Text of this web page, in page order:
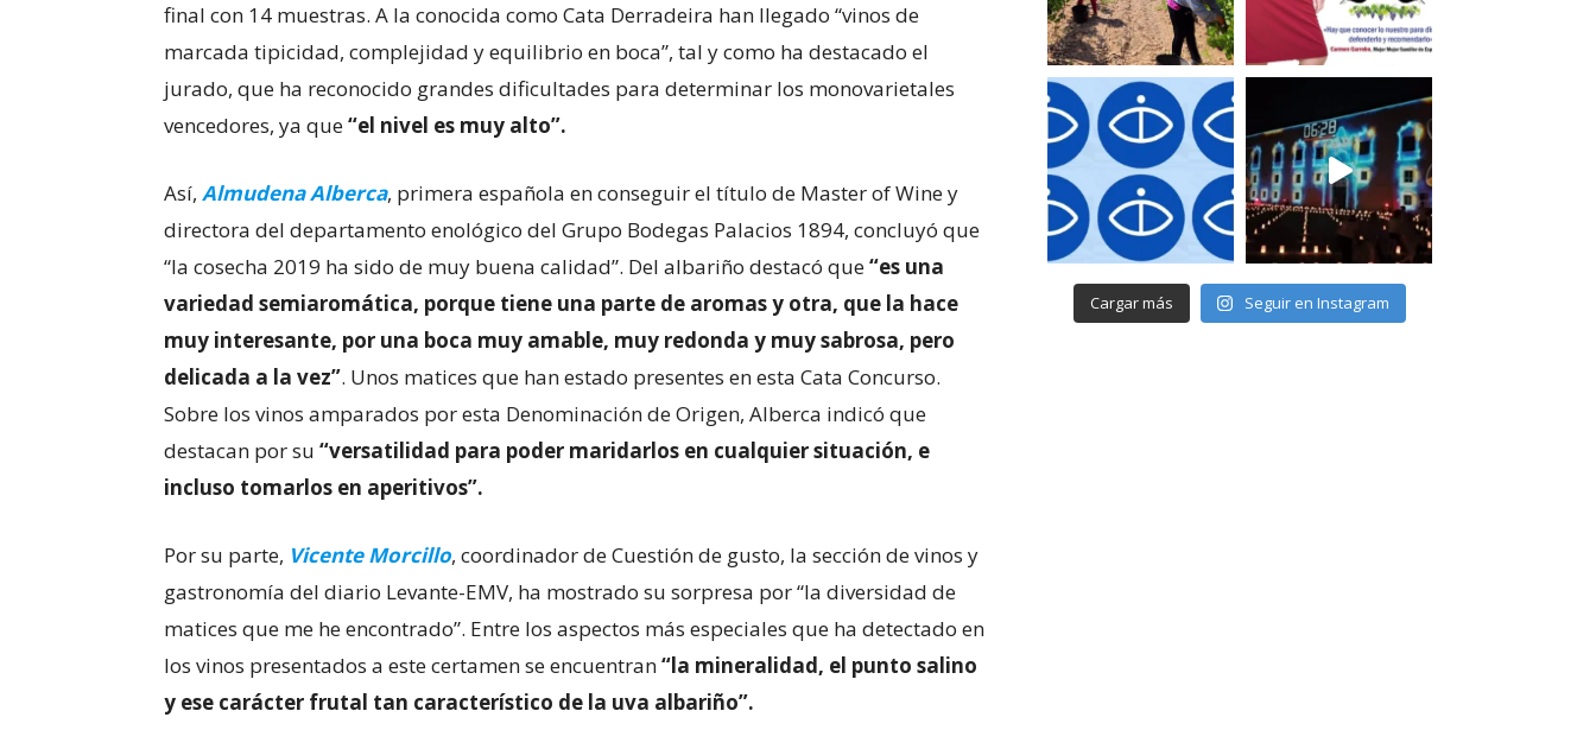
final con 14 muestras. A la conocida como Cata Derradeira han llegado “vinos de
marcada tipicidad, complejidad y equilibrio en boca”, tal y como ha destacado el
jurado, que ha reconocido grandes dificultades para determinar los monovarietales
vencedores, ya que“el nivel es muy alto”.
Así, Almudena Alberca, primera española en conseguir el título de Master of Wine y
directora del departamento enológico del Grupo Bodegas Palacios 1894, concluyó que
“la cosecha 2019 ha sido de muy buena calidad”. Del albariño destacó que“es una
variedad semiaromática, porque tiene una parte de aromas y otra, que la hace
muy interesante, por una boca muy amable, muy redonda y muy sabrosa, pero
delicada a la vez”. Unos matices que han estado presentes en esta Cata Concurso.
Sobre los vinos amparados por esta Denominación de Origen, Alberca indicó que
destacan por su “versatilidad para poder maridarlos en cualquier situación, e
incluso tomarlos en aperitivos”.
Por su parte, Vicente Morcillo, coordinador de Cuestión de gusto, la sección de vinos y
gastronomía del diario Levante-EMV, ha mostrado su sorpresa por “la diversidad de
matices que me he encontrado”. Entre los aspectos más especiales que ha detectado en
los vinos presentados a este certamen se encuentran“la mineralidad, el punto salino
y ese carácter frutal tan característico de la uva albariño”.
Cargar más Seguir en Instagram